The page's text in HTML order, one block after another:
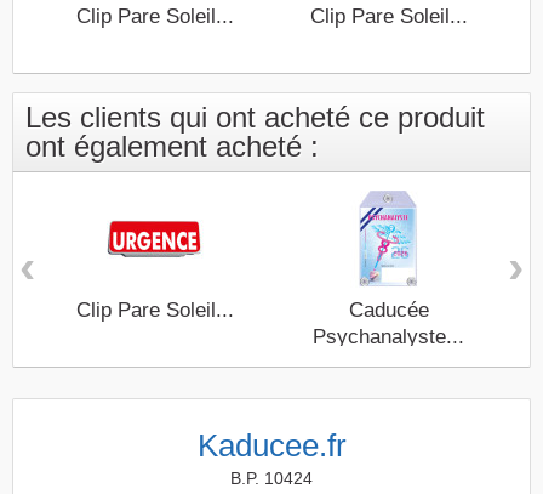
Clip Pare Soleil... Clip Pare Soleil...
Les clients qui ont acheté ce produit
ont également acheté :
Clip Pare Soleil...
Caducée
Psychanalyste...
‹ ›
Kaducee.fr
B.P. 10424